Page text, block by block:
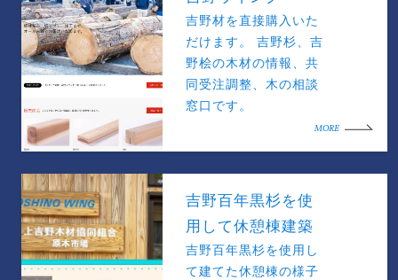
吉野材を直接購入いた
だけます。 吉野杉、吉
野桧の木材の情報、共
同受注調整、木の相談
窓口です。
MORE
吉野百年黒杉を使
用して休憩棟建築
吉野百年黒杉を使用し
て建てた休憩棟の様子